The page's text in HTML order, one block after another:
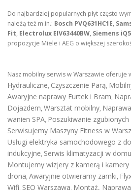
Do najbardziej popularnych płyt często
należą też m.in.: Bosch PVQ631HC1E,
Fit, Electrolux EIV63440BW, Siemens
propozycje Miele i AEG o większej
Nasz mobilny serwis w Warszawie oferuje
Hydrauliczne, Czyszczenie Parą,
Awaryjne naprawy Furtek i Bram,
Dojazdem, Warsztat mobilny,
wanien SPA, Poszukiwanie
Serwisujemy Maszyny Fitness w
Usługi elektryka samochodowego z
indukcyjne, Serwis klimatyzacji w domu
Montujemy wizjery z kamerą i kamery
drona, Awaryjnie otwieramy zamki,
Wifi, SEO Warszawa, Montaż,